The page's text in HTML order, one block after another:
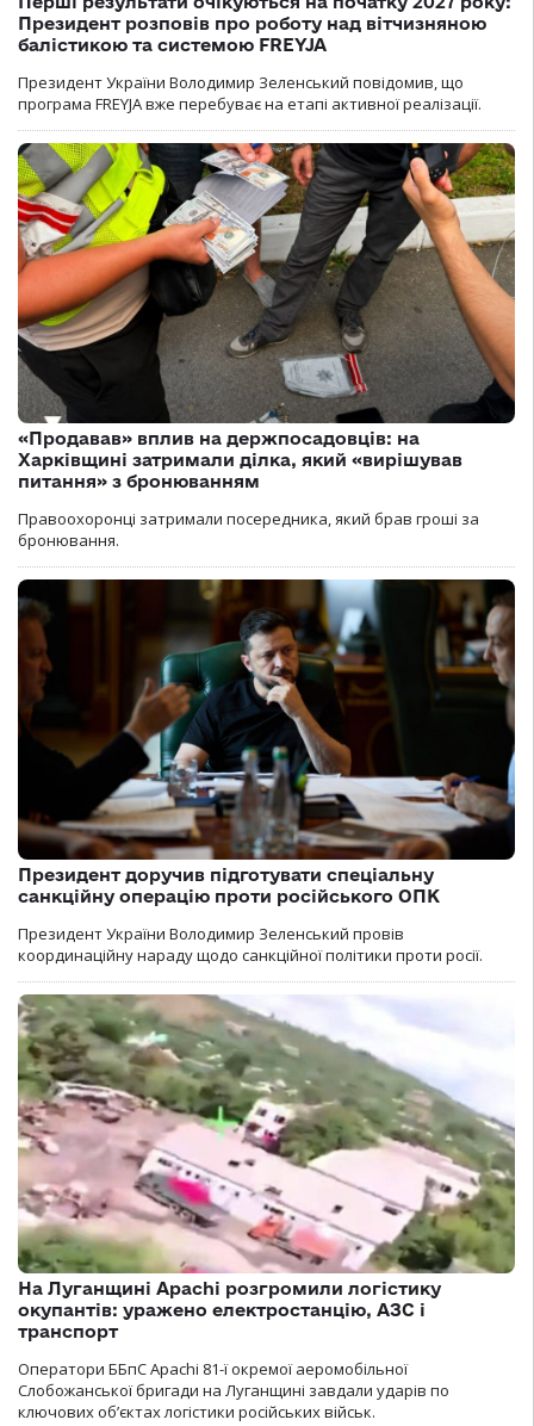
Президент розповів про роботу над вітчизняною
балістикою та системою FREYJA
Президент України Володимир Зеленський повідомив, що
програма FREYJA вже перебуває на етапі активної реалізації.
«Продавав» вплив на держпосадовців: на
Харківщині затримали ділка, який «вирішував
питання» з бронюванням
Правоохоронці затримали посередника, який брав гроші за
бронювання.
Президент доручив підготувати спеціальну
санкційну операцію проти російського ОПК
Президент України Володимир Зеленський провів
координаційну нараду щодо санкційної політики проти росії.
На Луганщині Apachi розгромили логістику
окупантів: уражено електростанцію, АЗС і
транспорт
Оператори ББпС Apachi 81-ї окремої аеромобільної
Слобожанської бригади на Луганщині завдали ударів по
ключових об’єктах логістики російських військ.